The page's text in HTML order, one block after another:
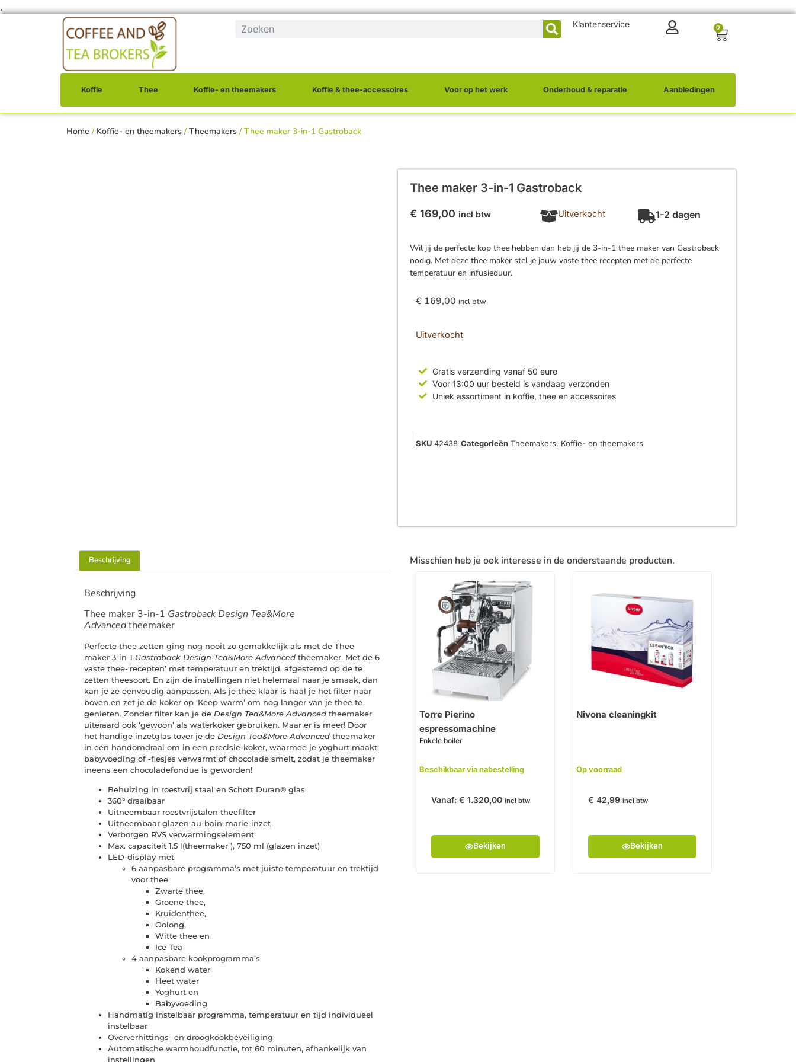
.
Klantenservice 0
Koffie Thee Koffie- en theemakers Koffie & thee-accessoires Voor op het werk Onderhoud & reparatie Aanbiedingen
Home / Koffie- en theemakers /Theemakers / Thee maker 3-in-1 Gastroback
Thee maker 3-in-1 Gastroback
€ 169,00 incl btw Uitverkocht 1-2 dagen
Wil jij de perfecte kop thee hebben dan heb jij de 3-in-1 thee maker van Gastroback
nodig. Met deze thee maker stel je jouw vaste thee recepten met de perfecte
temperatuur en infusieduur.
€ 169,00 incl btw
Uitverkocht
Gratis verzending vanaf 50 euro
Voor 13:00 uur besteld is vandaag verzonden
Uniek assortiment in koffie, thee en accessoires
SKU 42438 Categorieën Theemakers, Koffie- en theemakers
Beschrijving
Beschrijving
Thee maker 3-in-1 Gastroback Design Tea&More
Advancedtheemaker
Perfecte thee zetten ging nog nooit zo gemakkelijk als met de Thee
maker 3-in-1 Gastroback Design Tea&More Advanced theemaker. Met de 6
vaste thee-‘recepten’ met temperatuur en trektijd, afgestemd op de te
zetten theesoort. En zijn de instellingen niet helemaal naar je smaak, dan
kan je ze eenvoudig aanpassen. Als je thee klaar is haal je het filter naar
boven en zet je de koker op ‘Keep warm’ om nog langer van je thee te
genieten. Zonder filter kan je de Design Tea&More Advanced theemaker
uiteraard ook ‘gewoon’ als waterkoker gebruiken. Maar er is meer! Door
het handige inzetglas tover je de Design Tea&More Advanced theemaker
in een handomdraai om in een precisie-koker, waarmee je yoghurt maakt,
babyvoeding of -flesjes verwarmt of chocolade smelt, zodat je theemaker
ineens een chocoladefondue is geworden!
Behuizing in roestvrij staal en Schott Duran® glas
360° draaibaar
Uitneembaar roestvrijstalen theefilter
Uitneembaar glazen au-bain-marie-inzet
Verborgen RVS verwarmingselement
Max. capaciteit 1.5 l(theemaker ), 750 ml (glazen inzet)
LED-display met
6 aanpasbare programma’s met juiste temperatuur en trektijd
voor thee
Zwarte thee,
Groene thee,
Kruidenthee,
Oolong,
Witte thee en
Ice Tea
4 aanpasbare kookprogramma’s
Kokend water
Heet water
Yoghurt en
Babyvoeding
Handmatig instelbaar programma, temperatuur en tijd individueel
instelbaar
Oververhittings- en droogkookbeveiliging
Automatische warmhoudfunctie, tot 60 minuten, afhankelijk van
instellingen
Misschien heb je ook interesse in de onderstaande producten.
Torre Pierino
espressomachine
Enkele boiler
Beschikbaar via nabestelling
Vanaf: € 1.320,00 incl btw
Bekijken
Nivona cleaningkit
Op voorraad
€ 42,99 incl btw
Bekijken